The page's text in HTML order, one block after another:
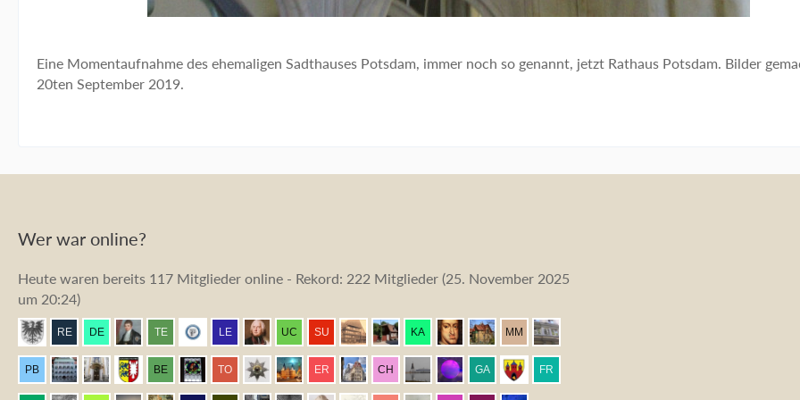
Eine Momentaufnahme des ehemaligen Sadthauses Potsdam, immer noch so genannt, jetzt Rathaus Potsdam. Bilder
20ten September 2019.
Wer war online?
Heute waren bereits 117 Mitglieder online - Rekord: 222 Mitglieder (25. November 2025
um 20:24)